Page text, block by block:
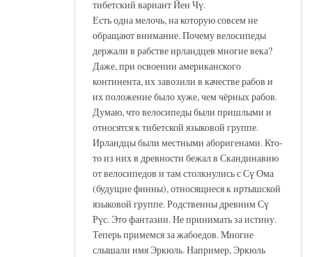
тибетский вариант Йен Чү.
Есть одна мелочь, на которую совсем не
обращают внимание. Почему велосипеды
держали в рабстве ирландцев многие века?
Даже, при освоении американского
континента, их завозили в качестве рабов и
их положение было хуже, чем чёрных рабов.
Думаю, что велосипеды были пришлыми и
относятся к тибетской языковой группе.
Ирландцы были местными аборигенами. Кто-
то из них в древности бежал в Скандинавию
от велосипедов и там столкнулись с Сү Ома
(будущие финны), относящиеся к иртышской
языковой группе. Родственны древним Сү
Рүс. Это фантазии. Не принимать за истину.
Теперь примемся за жабоедов. Многие
слышали имя Эркюль. Например, Эркюль